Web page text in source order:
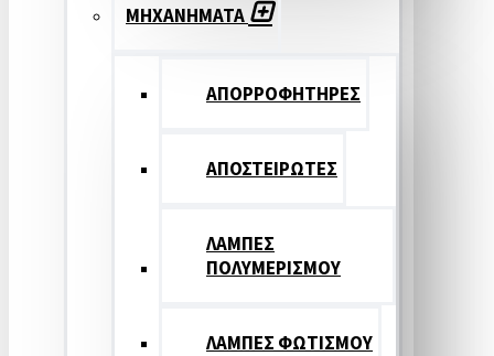
ΜΗΧΑΝΗΜΑΤΑ
ΑΠΟΡΡΟΦΗΤΗΡΕΣ
ΑΠΟΣΤΕΙΡΩΤΕΣ
ΛΑΜΠΕΣ
ΠΟΛΥΜΕΡΙΣΜΟΥ
ΛΑΜΠΕΣ ΦΩΤΙΣΜΟΥ